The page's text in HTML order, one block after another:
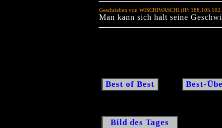
Geschrieben von WISCHIWASCHI (IP:
Man kann sich halt seine
Best of Best Best-
Bild des Tages